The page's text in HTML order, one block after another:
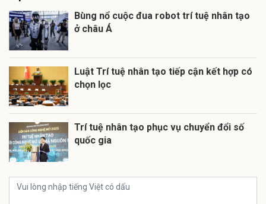
Bùng nổ cuộc đua robot trí tuệ nhân tạo
ở châu Á
Luật Trí tuệ nhân tạo tiếp cận kết hợp có
chọn lọc
Trí tuệ nhân tạo phục vụ chuyển đổi số
quốc gia